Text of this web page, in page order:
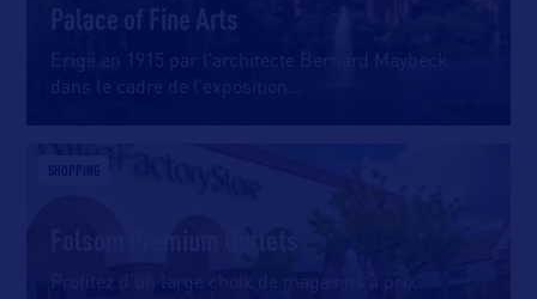
Palace of Fine Arts
Erigé en 1915 par l’architecte Bernard Maybeck
dans le cadre de l’exposition
SHOPPING
Folsom Premium Outlets
Profitez d’un large choix de magasins à prix